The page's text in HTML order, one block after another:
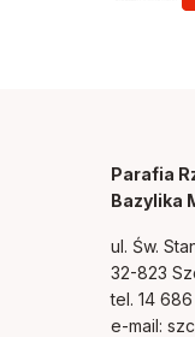
Parafia
Bazylika
ul. Św.
32-823
tel. 14
e-mail: